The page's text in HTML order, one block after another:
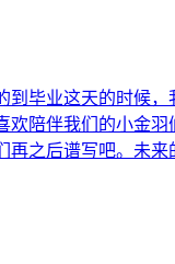
毕业这天的时候
陪伴我们的小金
之后谱写吧。未